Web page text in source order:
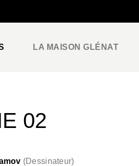
LA MAISON GLÉNAT
02
(Dessinateur)